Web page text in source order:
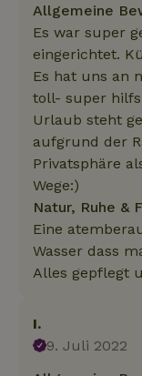
Allgemeine
Es war super
eingerichtet.
Es hat uns an
toll- super
Urlaub steht
aufgrund der
Privatsphäre
Wege:)
Natur, Ruhe &
Eine
Wasser dass
Alles gepflegt
I.
9. Juli 2022